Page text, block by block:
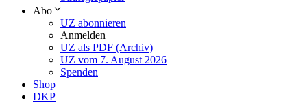
Abo
UZ abonnieren
Anmelden
UZ als PDF (Archiv)
UZ vom 7. August 2026
Spenden
Shop
DKP